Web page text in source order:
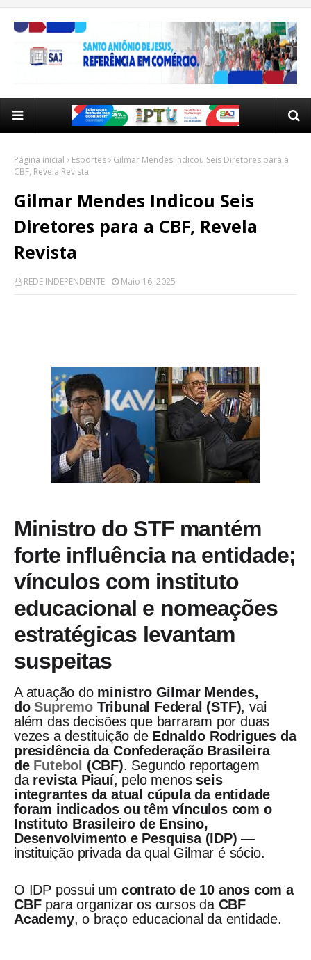
Página inicial Esportes
Gilmar Mendes Indicou Seis Diretores para a
CBF, Revela Revista
Gilmar Mendes Indicou Seis
Diretores para a CBF, Revela
Revista
REDE INDEPENDENTE Maio 16, 2025
Ministro do STF mantém
forte influência na entidade;
vínculos com instituto
educacional e nomeações
estratégicas levantam
suspeitas
A atuação do ministro Gilmar Mendes,
doSupremo Tribunal Federal (STF), vai
além das decisões que barraram por duas
vezes a destituição de Ednaldo Rodrigues da
presidência da Confederação Brasileira
de Futebol (CBF). Segundo reportagem
da revista Piauí, pelo menos seis
integrantes da atual cúpula da entidade
foram indicados ou têm vínculos com o
Instituto Brasileiro de Ensino,
Desenvolvimento e Pesquisa (IDP) —
instituição privada da qual Gilmar é sócio.
O IDP possui um contrato de 10 anos com a
CBFpara organizar os cursos da CBF
Academy, o braço educacional da entidade.